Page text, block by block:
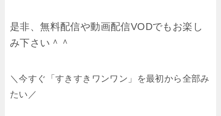
是非、無料配信や動画配信VODでもお楽し
み下さい＾＾
＼今すぐ「すきすきワンワン」を最初から全部み
たい／